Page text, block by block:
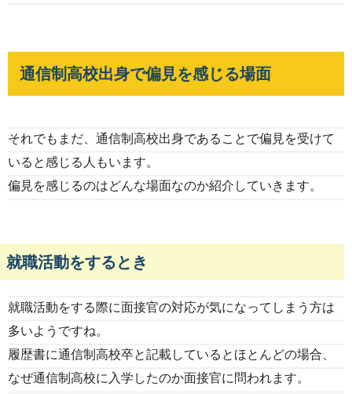
通信制高校出身で偏見を感じる場面
それでもまだ、通信制高校出身であることで偏見を受けて
いると感じる人もいます。
偏見を感じるのはどんな場面なのか紹介していきます。
就職活動をするとき
就職活動をする際に面接官の対応が気になってしまう方は
多いようですね。
履歴書に通信制高校卒と記載しているとほとんどの場合、
なぜ通信制高校に入学したのか面接官に問われます。